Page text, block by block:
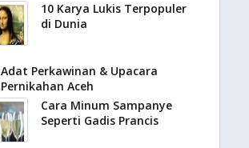
10 Karya Lukis Terpopuler
di Dunia
Adat Perkawinan & Upacara
Pernikahan Aceh
Cara Minum Sampanye
Seperti Gadis Prancis